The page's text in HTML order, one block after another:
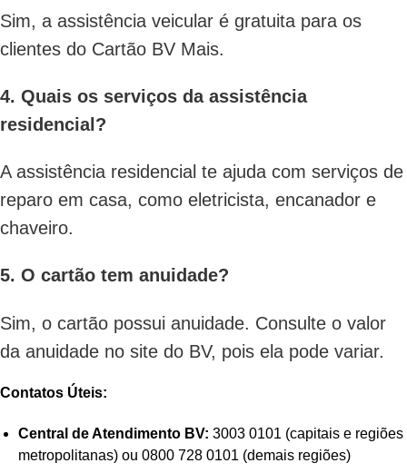
Sim, a assistência veicular é gratuita para os
clientes do Cartão BV Mais.
4. Quais os serviços da assistência
residencial?
A assistência residencial te ajuda com serviços de
reparo em casa, como eletricista, encanador e
chaveiro.
5. O cartão tem anuidade?
Sim, o cartão possui anuidade. Consulte o valor
da anuidade no site do BV, pois ela pode variar.
Contatos Úteis:
Central de Atendimento BV: 3003 0101 (capitais e regiões
metropolitanas) ou 0800 728 0101 (demais regiões)